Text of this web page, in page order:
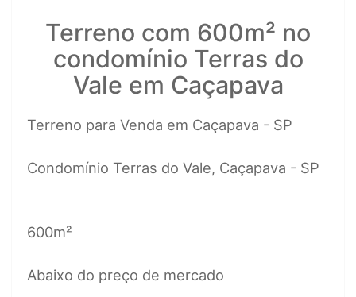
Terreno com 600m² no
condomínio Terras do
Vale em Caçapava
Terreno para Venda em Caçapava - SP
Condomínio Terras do Vale, Caçapava - SP
600m²
Abaixo do preço de mercado